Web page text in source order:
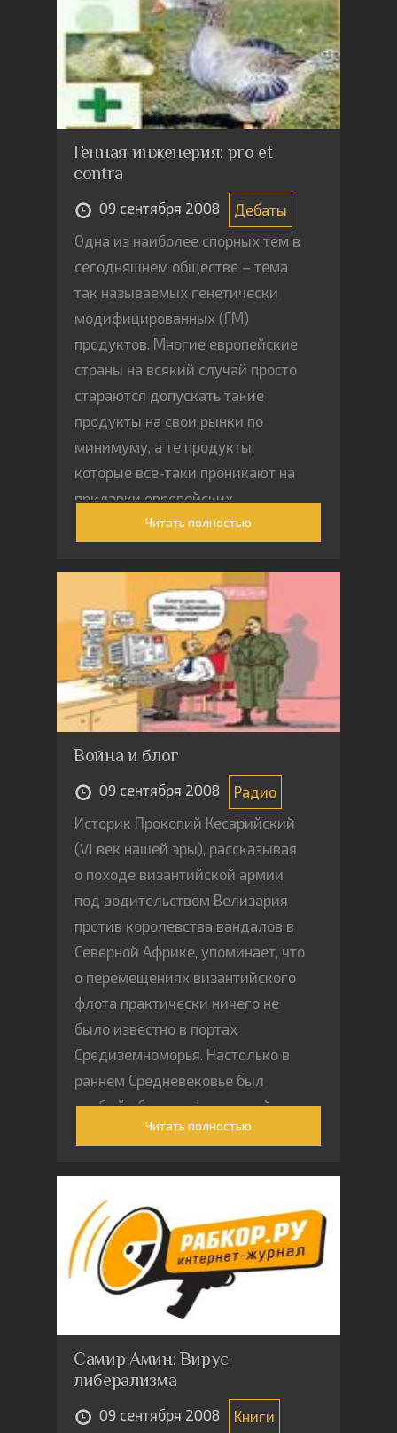
Генная инженерия: pro et
contra
09 сентября 2008
Дебаты
Одна из наиболее спорных тем в
сегодняшнем обществе – тема
так называемых генетически
модифицированных (ГМ)
продуктов. Многие европейские
страны на всякий случай просто
стараются допускать такие
продукты на свои рынки по
минимуму, а те продукты,
которые все-таки проникают на
прилавки европейских
магазинов, всегда должны быть
промаркированы. Несмотря на
крайне подозрительное, если не
сказать больше, отношение
российского населения к ГМ-
продукции, наша страна такой
маркировкой себя не утруждает.
Но насколько обоснованы наши
волнения? Может, они результат
обычных газетных сплетен и
политической борьбы? Ведь так
легко спекулировать на чувствах
непросвещенных граждан,
знающих о генетике только из
желтой прессы.
Читать полностью
Война и блог
09 сентября 2008
Радио
Историк Прокопий Кесарийский
(VI век нашей эры), рассказывая
о походе византийской армии
под водительством Велизария
против королевства вандалов в
Северной Африке, упоминает, что
о перемещениях византийского
флота практически ничего не
было известно в портах
Средиземноморья. Настолько в
раннем Средневековье был
слабый обмен информацией
даже между крупными
«Живой журнал», все могло бы
сложиться по-другому.
Читать полностью
Самир Амин: Вирус
либерализма
09 сентября 2008 Книги